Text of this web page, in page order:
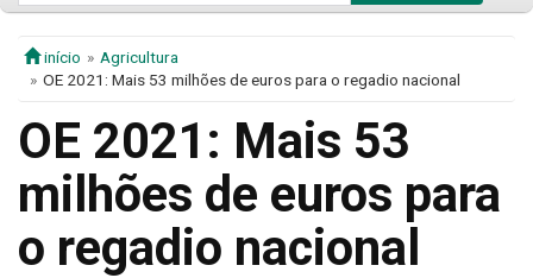
início
Agricultura
OE 2021: Mais 53 milhões de euros para o regadio nacional
OE 2021: Mais 53
milhões de euros para
o regadio nacional